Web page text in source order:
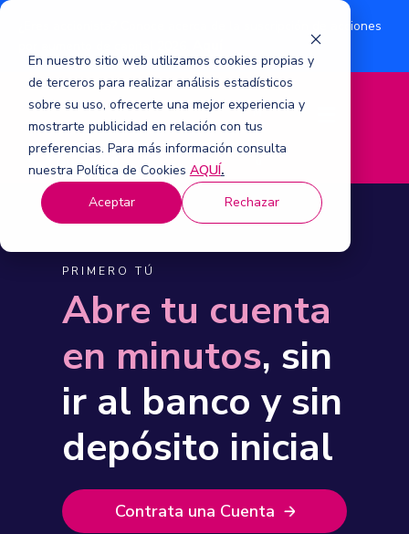
En nuestro sitio web utilizamos cookies propias y
de terceros para realizar análisis estadísticos
sobre su uso, ofrecerte una mejor experiencia y
mostrarte publicidad en relación con tus
preferencias. Para más información consulta
nuestra Política de Cookies AQUÍ.
Aceptar
Rechazar
¿Eres accionista? Conoce acerca de la suscripción de acciones
M
e
n
PRIMERO TÚ
Abre tu cuenta
en minutos, sin
ir al banco y sin
depósito inicial
Contrata una Cuenta